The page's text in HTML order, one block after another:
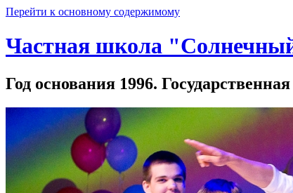
Перейти к основному содержимому
Частная школа
Год основания 1996.